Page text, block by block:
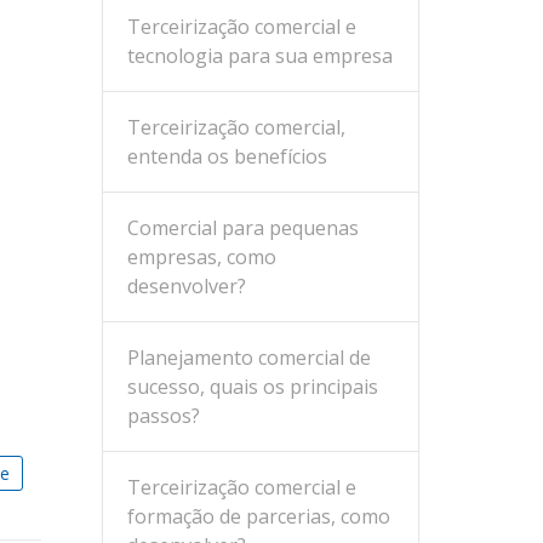
Terceirização comercial e
tecnologia para sua empresa
Terceirização comercial,
entenda os benefícios
Comercial para pequenas
empresas, como
desenvolver?
Planejamento comercial de
sucesso, quais os principais
passos?
Terceirização comercial e
formação de parcerias, como